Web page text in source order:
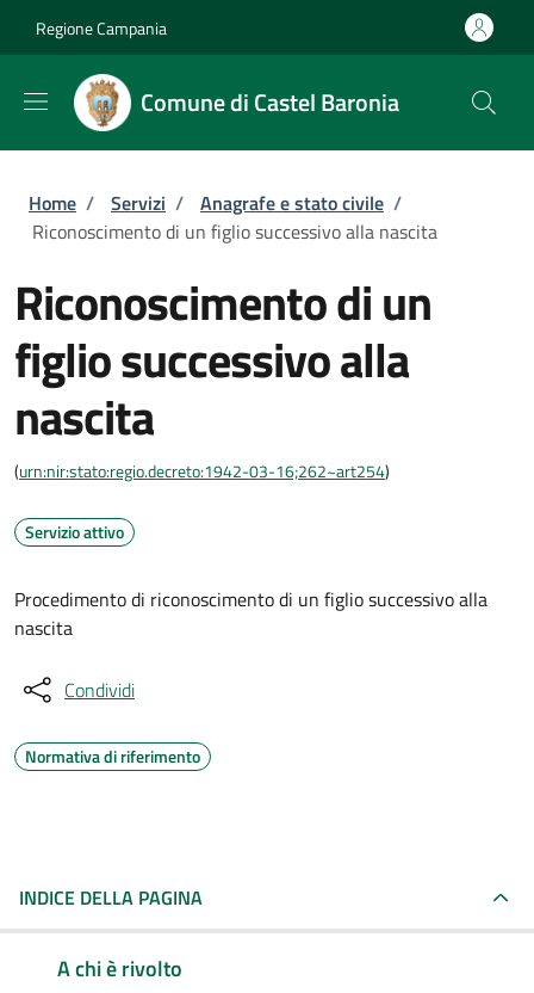
Regione Campania
Comune di Castel Baronia
Briciole di pane
Home / Servizi / Anagrafe e stato civile /
Riconoscimento di un figlio successivo alla nascita
Riconoscimento di un
figlio successivo alla
nascita
(urn:nir:stato:regio.decreto:1942-03-16;262~art254)
Servizio attivo
Procedimento di riconoscimento di un figlio successivo alla
nascita
Condividi
Normativa di riferimento
INDICE DELLA PAGINA
A chi è rivolto